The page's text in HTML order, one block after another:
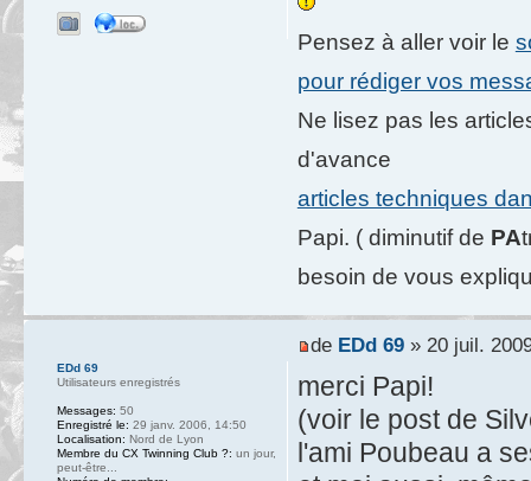
Pensez à aller voir le
pour rédiger vos
Ne lisez pas les
d'avance
articles techniques
Papi. ( diminutif de PA
besoin de vous
de EDd 69» 20 juil.
merci Papi!
(voir le post de
l'ami Poubeau a
EDd 69
Utilisateurs enregistrés
Messages: 50
Enregistré le: 29 janv. 2006, 14:50
Localisation: Nord de Lyon
Membre du CX Twinning Club ?: un jour,
peut-être...